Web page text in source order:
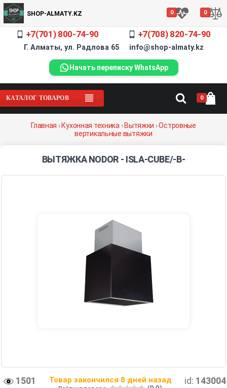
SHOP-ALMATY.KZ 0 0
+7(701) 800-74-90 +7(708) 820-74-90
Г. Алматы, ул. Радлова 65 info@shop-almaty.kz
Начать переписку WhatsApp
КАТАЛОГ ТОВАРОВ 0
Главная ›Кухонная техника ›Вытяжки ›Островные
вертикальные вытяжки
ВЫТЯЖКА NODOR - ISLA-CUBE/-B-
1501 id: 143004
Товар закончился 8 дней назад